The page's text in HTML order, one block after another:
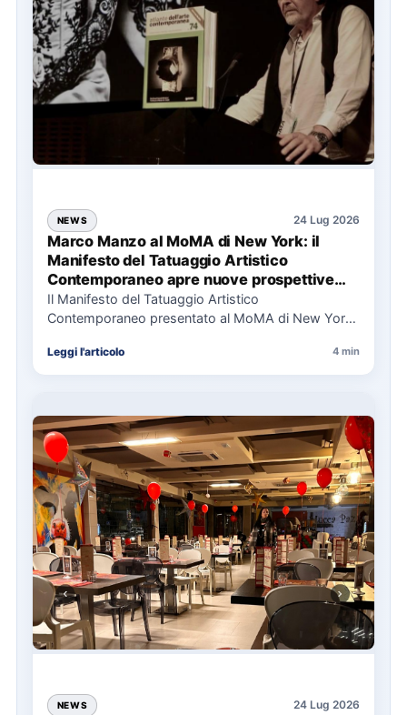
NEWS 24 Lug 2026
Marco Manzo al MoMA di New York: il
Manifesto del Tatuaggio Artistico
Contemporaneo apre nuove prospettive
per il collezionismo
Il Manifesto del Tatuaggio Artistico
Contemporaneo presentato al MoMA di New York
Leggi l'articolo 4 min
NEWS 24 Lug 2026